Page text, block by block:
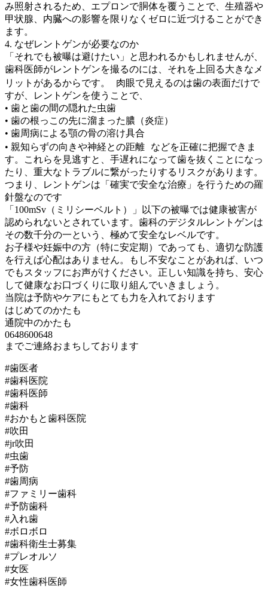
み照射されるため、エプロンで胴体を覆うことで、生殖器や
甲状腺、内臓への影響を限りなくゼロに近づけることができ
ます。
4. なぜレントゲンが必要なのか
「それでも被曝は避けたい」と思われるかもしれませんが、
歯科医師がレントゲンを撮るのには、それを上回る大きなメ
リットがあるからです。 肉眼で見えるのは歯の表面だけで
すが、レントゲンを使うことで、
• 歯と歯の間の隠れた虫歯
• 歯の根っこの先に溜まった膿（炎症）
• 歯周病による顎の骨の溶け具合
• 親知らずの向きや神経との距離 などを正確に把握できま
す。これらを見逃すと、手遅れになって歯を抜くことになっ
たり、重大なトラブルに繋がったりするリスクがあります。
つまり、レントゲンは「確実で安全な治療」を行うための羅
針盤なのです
「100mSv（ミリシーベルト）」以下の被曝では健康被害が
認められないとされています。歯科のデジタルレントゲンは
その数千分の一という、極めて安全なレベルです。
お子様や妊娠中の方（特に安定期）であっても、適切な防護
を行えば心配はありません。もし不安なことがあれば、いつ
でもスタッフにお声がけください。正しい知識を持ち、安心
して健康なお口づくりに取り組んでいきましょう。
当院は予防やケアにもとても力を入れております
はじめてのかたも
通院中のかたも
0648600648
までご連絡おまちしております
#歯医者
#歯科医院
#歯科医師
#歯科
#おかもと歯科医院
#吹田
#jr吹田
#虫歯
#予防
#歯周病
#ファミリー歯科
#予防歯科
#入れ歯
#ボロボロ
#歯科衛生士募集
#プレオルソ
#女医
#女性歯科医師